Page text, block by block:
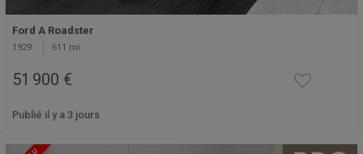
Ford A Roadster
1929 611 mi
51 900 €
Publié il y a 3 jours